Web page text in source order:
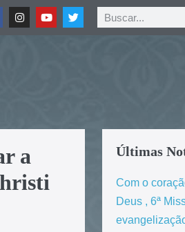
a
Últimas
Com o
Deus , 6ª